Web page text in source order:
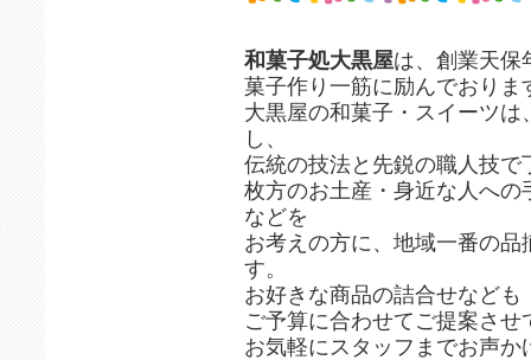
和菓子処大黒屋は、創業天保
菓子作り一筋に励んでおりま
大黒屋の和菓子・スイーツ
し、
伝統の技法と先鋭の職人技
枚方のお土産・身近な人へ
などを
お考えの方に、地域一番の
す。
お好きな商品の詰合せなども
ご予算に合わせてご提案させ
お気軽にスタッフまでお声か